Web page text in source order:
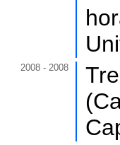
2008 - 2008